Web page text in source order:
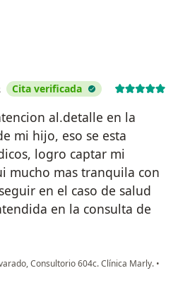
Cita verificada
al.detalle en la
mi hijo, eso se esta
logro captar mi
mucho mas tranquila con
en el caso de salud
en la consulta de
Consultorio 604c. Clínica Marly. •